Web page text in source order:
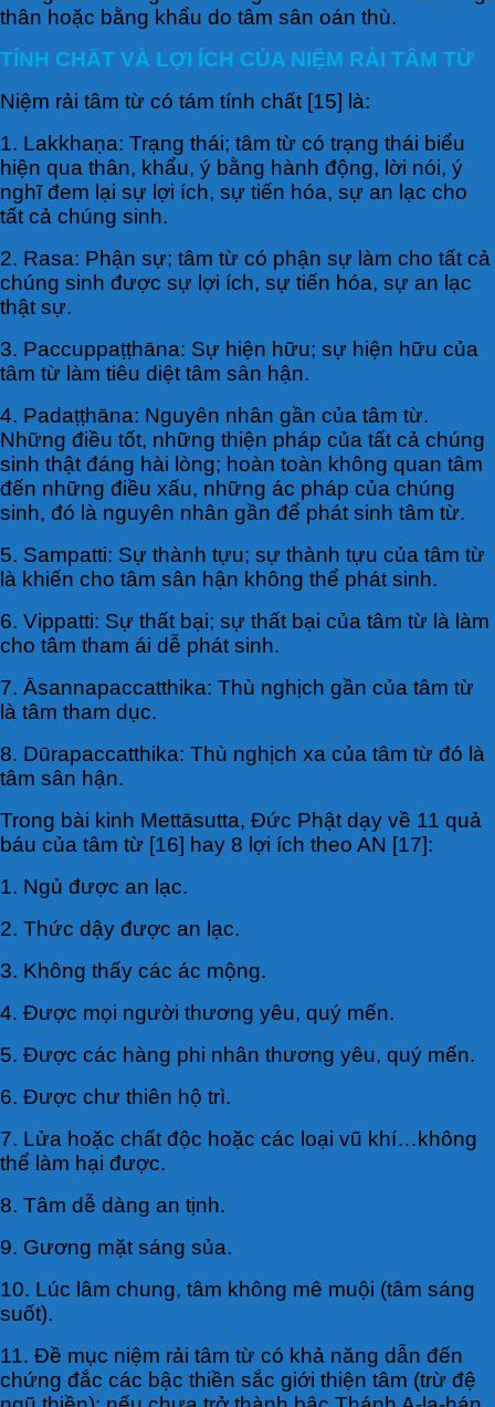
thân hoặc bằng khẩu do tâm sân oán thù.
TÍNH CHẤT VÀ LỢI ÍCH CỦA NIỆM RẢI TÂM TỪ
Niệm rải tâm từ có tám tính chất [15] là:
1. Lakkhaṇa: Trạng thái; tâm từ có trạng thái biểu
hiện qua thân, khẩu, ý bằng hành động, lời nói, ý
nghĩ đem lại sự lợi ích, sự tiến hóa, sự an lạc cho
tất cả chúng sinh.
2. Rasa: Phận sự; tâm từ có phận sự làm cho tất cả
chúng sinh được sự lợi ích, sự tiến hóa, sự an lạc
thật sự.
3. Paccuppaṭṭhāna: Sự hiện hữu; sự hiện hữu của
tâm từ làm tiêu diệt tâm sân hận.
4. Padaṭṭhāna: Nguyên nhân gần của tâm từ.
Những điều tốt, những thiện pháp của tất cả chúng
sinh thật đáng hài lòng; hoàn toàn không quan tâm
đến những điều xấu, những ác pháp của chúng
sinh, đó là nguyên nhân gần để phát sinh tâm từ.
5. Sampatti: Sự thành tựu; sự thành tựu của tâm từ
là khiến cho tâm sân hận không thể phát sinh.
6. Vippatti: Sự thất bại; sự thất bại của tâm từ là làm
cho tâm tham ái dễ phát sinh.
7. Āsannapaccatthika: Thù nghịch gần của tâm từ
là tâm tham dục.
8. Dūrapaccatthika: Thù nghịch xa của tâm từ đó là
tâm sân hận.
Trong bài kinh Mettāsutta, Ðức Phật dạy về 11 quả
báu của tâm từ [16] hay 8 lợi ích theo AN [17]:
1. Ngủ được an lạc.
2. Thức dậy được an lạc.
3. Không thấy các ác mộng.
4. Ðược mọi người thương yêu, quý mến.
5. Ðược các hàng phi nhân thương yêu, quý mến.
6. Ðược chư thiên hộ trì.
7. Lửa hoặc chất độc hoặc các loại vũ khí…không
thể làm hại được.
8. Tâm dễ dàng an tịnh.
9. Gương mặt sáng sủa.
10. Lúc lâm chung, tâm không mê muội (tâm sáng
suốt).
11. Ðề mục niệm rải tâm từ có khả năng dẫn đến
chứng đắc các bậc thiền sắc giới thiện tâm (trừ đệ